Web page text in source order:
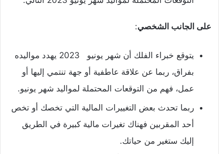
على الجانب الشخصي:
يتوقع خبراء الفلك أن شهر يونيو 2023 يهدد مواليده
بفراق، ربما عن علاقة عاطفية أو جهة تنتمي إليها أو
عمل، فهم من التوقعات المحتملة لمواليد شهر يونيو.
ربما تحدث بعض التغييرات المالية التي تخصك أو تخص
أحد المقربين فهناك تغيرات مالية كبيرة في الطريق
إليك ستغير من حياتك.